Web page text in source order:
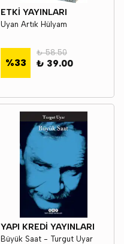
ETKİ YAYINLARI
Uyan Artık Hülyam
%33
₺ 58.50
₺ 39.00
YAPI KREDİ YAYINLARI
Büyük Saat - Turgut Uyar